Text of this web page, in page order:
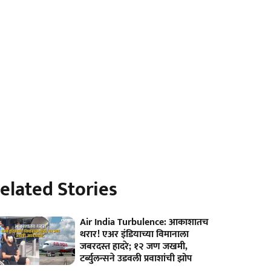
Stories
Air India Turbulence: आकाशातच
थरार! एअर इंडियाच्या विमानाला
जबरदस्त हादरे; १२ जण जखमी,
टर्ब्युलन्सने उडवली प्रवाशांची झोप